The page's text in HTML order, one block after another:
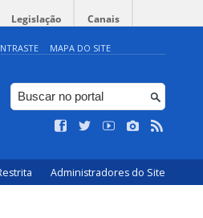
Legislação Canais
MAPA DO SITE
Administradores do Site